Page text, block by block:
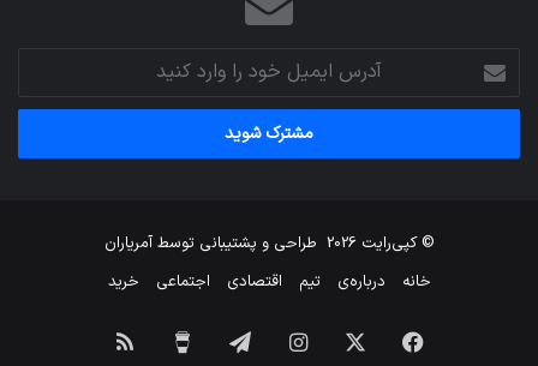
آدرس
ایمیل
خود
وارد
© کپی‌رایت 2026 طراحی و پشتیبانی توسطآمریاران
خانه
درباره‌ی تیم اقتصادی اجتماعی خرید
فیس اینستاگرامتلگرام خوراک